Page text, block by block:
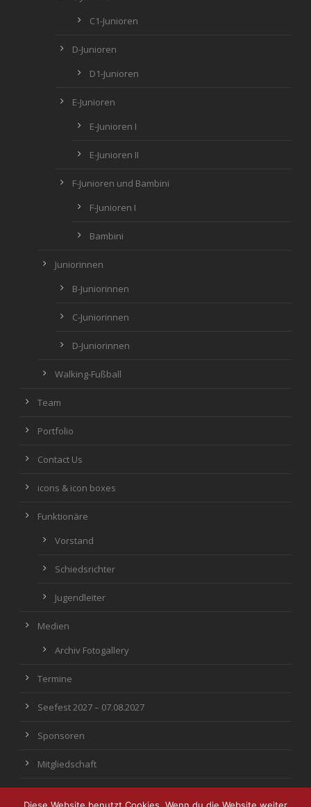
C1-Junioren
D-Junioren
D1-Junioren
E-Junioren
E-Junioren I
E-Junioren II
F-Junioren und Bambini
F-Junioren I
Bambini
Juniorinnen
B-Juniorinnen
C-Juniorinnen
D-Juniorinnen
Walking-Fußball
Team
Portfolio
Contact Us
icons & icon boxes
Funktionäre
Vorstand
Schiedsrichter
Jugendleiter
Medien
Archiv Fotogallery
Termine
Seefest 2027 – 07.08.2027
Sponsoren
Mitgliedschaft